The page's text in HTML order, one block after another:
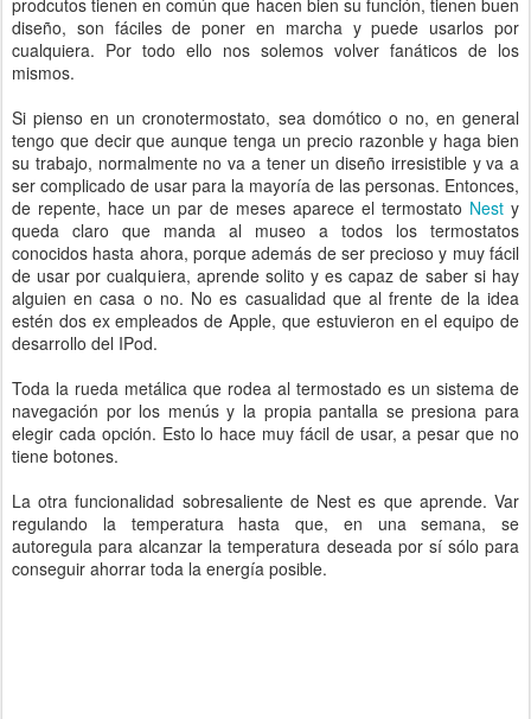
prodcutos tienen en común que hacen bien su función, tienen buen
diseño, son fáciles de poner en marcha y puede usarlos por
cualquiera. Por todo ello nos solemos volver fanáticos de los
mismos.
Si pienso en un cronotermostato, sea domótico o no, en general
tengo que decir que aunque tenga un precio razonble y haga bien
su trabajo, normalmente no va a tener un diseño irresistible y va a
ser complicado de usar para la mayoría de las personas. Entonces,
de repente, hace un par de meses aparece el termostato Nest y
queda claro que manda al museo a todos los termostatos
conocidos hasta ahora, porque además de ser precioso y muy fácil
de usar por cualquiera, aprende solito y es capaz de saber si hay
alguien en casa o no. No es casualidad que al frente de la idea
estén dos ex empleados de Apple, que estuvieron en el equipo de
desarrollo del IPod.
Toda la rueda metálica que rodea al termostado es un sistema de
navegación por los menús y la propia pantalla se presiona para
elegir cada opción. Esto lo hace muy fácil de usar, a pesar que no
tiene botones.
La otra funcionalidad sobresaliente de Nest es que aprende. Var
regulando la temperatura hasta que, en una semana, se
autoregula para alcanzar la temperatura deseada por sí sólo para
conseguir ahorrar toda la energía posible.